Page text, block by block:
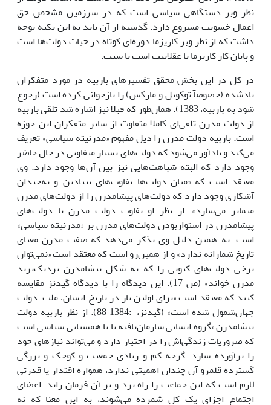
نظر وبر دستگاهى سیاسى است که در سرزمین مشخص حق
اعمال خشونت مشروع دارد. گذشته از آن باید به این نکته توجه
داشت که از نظر وبر کاریزما دوره‌اى کوتاه در حیات دولت‌ها است
و پایان کار کاریزما یا عقلانیت است یا سنت.
در کل در این بخش محقق تفسیرهاى باربیه در مورد متفکران
یادشده (خصوصآ توکویل و مارکس) را بازخوانى کرده است (رجوع
شود به باربیه، 1383). همان‌طور که قبلا نیز اشاره شد تلقى باربیه
از دولت مدرن تلقى‌اى کاملا متفاوت از سایر متفکران این حوزه
است. باربیه دولت مدرن را ذیل مفهوم «مدرنیته سیاسى» تعریف
مى‌کند و یادآور مى‌شود که دولت‌هاى بسیار متفاوتى در حال حاضر
وجود دارد که البته شباهت‌هایى نیز بین آن‌ها وجود دارد. وى
معتقد است که «میان دولت‌ها تفاوت‌هاى بنیادین و نه‌چندان
آشکارى وجود دارد که دولت‌هاى پیشامدرن را از دولت‌هاى مدرن
متمایز مى‌سازد». از نظر او تفاوت دولت مدرن با دولت‌هاى
پیشامدرن در استواربودن دولت‌هاى مدرن بر «مدرنیته سیاسى»
است. به همین دلیل وى تذکر مى‌دهد که صفت مدرن معناى
تاریخ شمارانه ندارد» و از همین‌رو است که معتقد است «نمى‌توان
برخى دولت‌هاى کنونى را که به شکل پیشامدرن نزدیک‌ترند
مدرن خواند» (ص 17). این دیدگاه را با دیدگاه گیدنز مقایسه
کنید که معتقد است «براى اولین بار در تاریخ انسان، ملت‌ـ دولت
جهان‌شمول شده است» (گیدنز، :1384 88). از نظر باربیه دولت
پیشامدرن «گروه انسانى سازمان‌یافته یا با همستانى سیاسى است
که ضروریات زندگى‌اش را در اختیار دارد و مى‌تواند نیازهاى خود
را برآورده سازد. گرچه کم و زیادى جمعیت و کوچک و بزرگى
گسترده قلمرو آن چندان اهمیتى ندارد، همواره اقتدار یا قدرتى
لازم است که این جماعت را راه برد و بر آن فرمان راند. اعضاى
اجتماع اجزاى یک کل شمرده مى‌شوند، به این معنا که نه